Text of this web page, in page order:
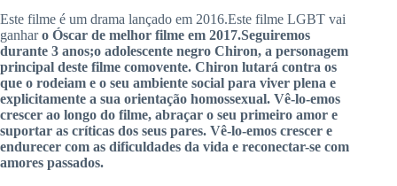
Este filme é um drama lançado em 2016.Este filme LGBT vai
ganharo Óscar de melhor filme em 2017.Seguiremos
durante 3 anos;o adolescente negro Chiron, a personagem
principal deste filme comovente. Chiron lutará contra os
que o rodeiam e o seu ambiente social para viver plena e
explicitamente a sua orientação homossexual. Vê-lo-emos
crescer ao longo do filme, abraçar o seu primeiro amor e
suportar as críticas dos seus pares. Vê-lo-emos crescer e
endurecer com as dificuldades da vida e reconectar-se com
amores passados.